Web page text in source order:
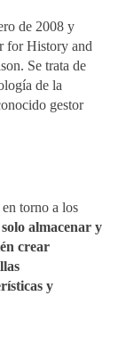
de 2008 y
for History and
Se trata de
de la
gestor
torno a los
almacenar y
crear
y